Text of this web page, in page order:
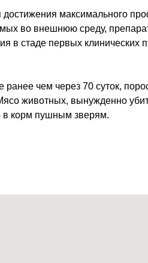
максимального
во внешнюю среду,
в стаде первых клинических
ранее чем через 70 суток,
животных, вынужденно
в корм пушным зверям.